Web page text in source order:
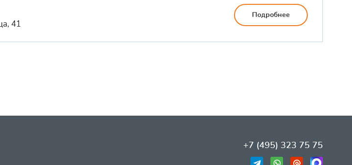
41
Подробнее
+7 (495) 323 75 75